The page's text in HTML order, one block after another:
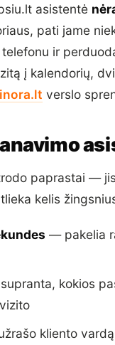
asistentė
pati jame
ir
į kalendorių,
verslo
paprastai —
kelis
— pakelia
kokios
kliento